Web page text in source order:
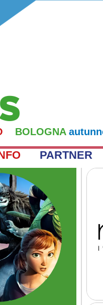
BOLOGNA
PARTNER